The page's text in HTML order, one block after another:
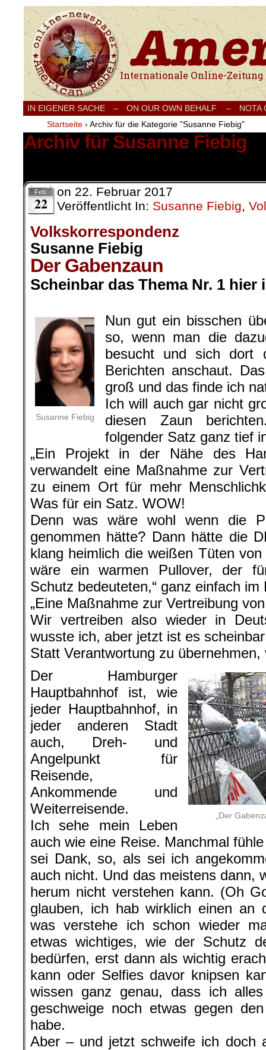
Internationale Onlinezeitung für Frieden,
IN EIGENER SACHE – ON OUR OWN BEHALF –
NOTA
Startseite › Archiv für die Kategorie "Susanne Fiebig"
Archiv für Susanne Fiebig
Feb.
22
on 22. Februar 2017
Veröffentlicht In: Susanne Fiebig,
Volkskorrespondenz
Susanne Fiebig
Der Gabenzaun
Scheinbar das Thema Nr. 1 hier
Susanne Fiebig
Nun gut ein bisschen
so, wenn man die
besucht und sich dort
Berichten anschaut.
groß und das finde ich
Ich will auch gar nicht
diesen Zaun
folgender Satz ganz tief
„Ein Projekt in der Nähe des
verwandelt eine Maßnahme zur
zu einem Ort für mehr
Was für ein Satz. WOW!
Denn was wäre wohl wenn die
genommen hätte? Dann hätte die
klang heimlich die weißen Tüten
wäre ein warmen Pullover, der
Schutz bedeuteten,“ ganz einfach im
„Eine Maßnahme zur Vertreibung
Wir vertreiben also wieder in
wusste ich, aber jetzt ist es
Statt Verantwortung zu
„Der
Der Hamburger
Hauptbahnhof ist, wie
jeder Hauptbahnhof, in
jeder anderen Stadt
auch, Dreh- und
Angelpunkt für
Reisende,
Ankommende und
Weiterreisende.
Ich sehe mein Leben
auch wie eine Reise. Manchmal
sei Dank, so, als sei ich
auch nicht. Und das meistens dann,
herum nicht verstehen kann. (Oh
glauben, ich hab wirklich einen an
was verstehe ich schon wieder
etwas wichtiges, wie der Schutz
bedürfen, erst dann als wichtig
kann oder Selfies davor knipsen
wissen ganz genau, dass ich
geschweige noch etwas gegen
habe.
Aber – und jetzt schweife ich